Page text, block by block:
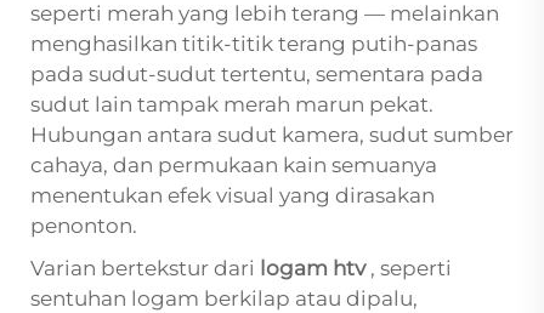
seperti merah yang lebih terang — melainkan
menghasilkan titik-titik terang putih-panas
pada sudut-sudut tertentu, sementara pada
sudut lain tampak merah marun pekat.
Hubungan antara sudut kamera, sudut sumber
cahaya, dan permukaan kain semuanya
menentukan efek visual yang dirasakan
penonton.
Varian bertekstur dari logam htv , seperti
sentuhan logam berkilap atau dipalu,